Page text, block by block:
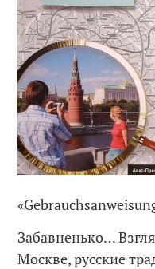
Забавненько…
Москве, русские